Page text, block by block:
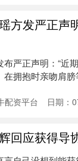
方发严正声
严正声明：“近
拥抱时亲吻肩
配资平台 日期：
回应获得导